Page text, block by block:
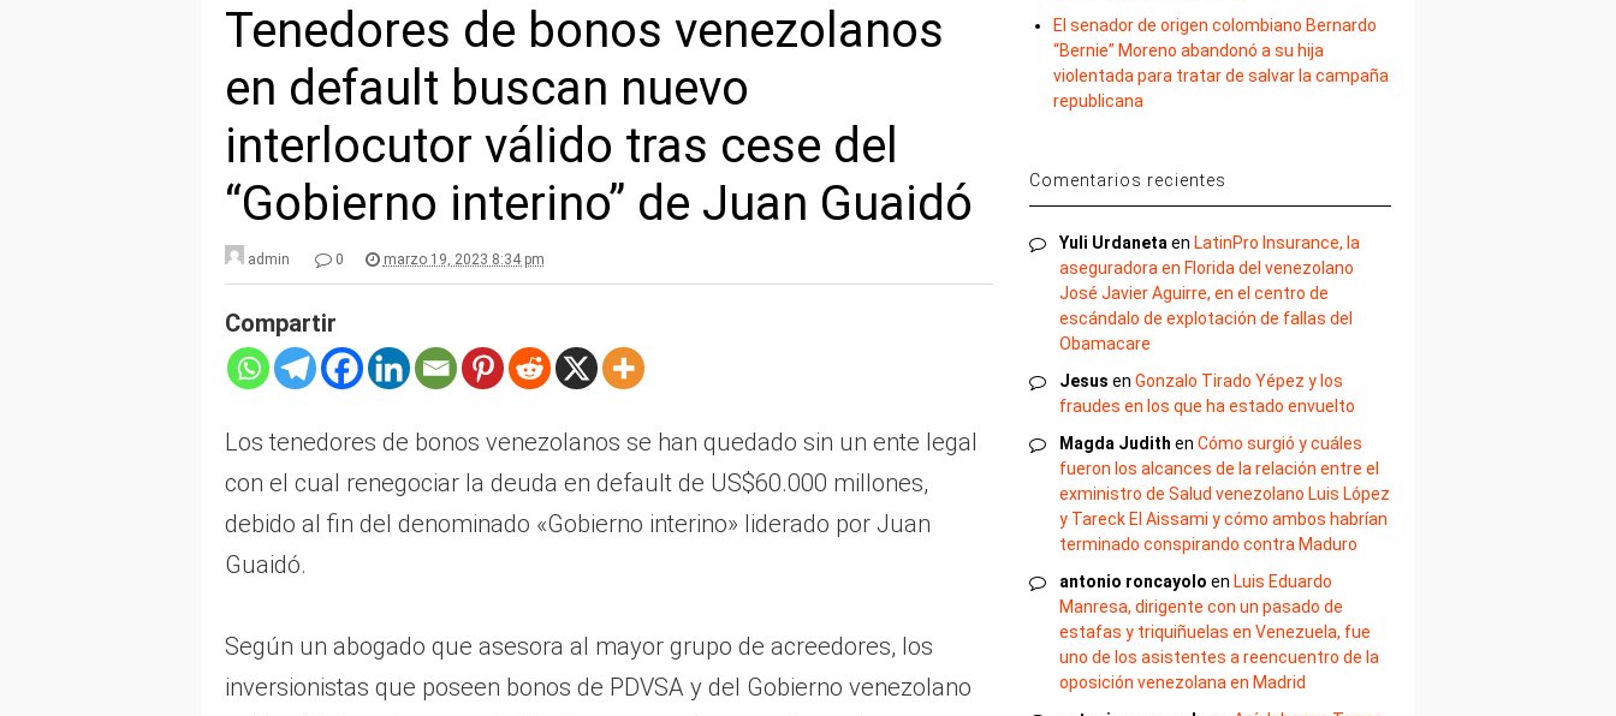
Tenedores de bonos venezolanos
en default buscan nuevo
interlocutor válido tras cese del
“Gobierno interino” de Juan Guaidó
admin 0 marzo 19, 2023 8:34 pm
Compartir
Los tenedores de bonos venezolanos se han quedado sin un ente legal
con el cual renegociar la deuda en default de US$60.000 millones,
debido al fin del denominado «Gobierno interino» liderado por Juan
Guaidó.
Según un abogado que asesora al mayor grupo de acreedores, los
inversionistas que poseen bonos de PDVSA y del Gobierno venezolano
El senador de origen colombiano Bernardo
“Bernie” Moreno abandonó a su hija
violentada para tratar de salvar la campaña
republicana
Comentarios recientes
Yuli Urdaneta en LatinPro Insurance, la
aseguradora en Florida del venezolano
José Javier Aguirre, en el centro de
escándalo de explotación de fallas del
Obamacare
Jesus enGonzalo Tirado Yépez y los
fraudes en los que ha estado envuelto
Magda Judith enCómo surgió y cuáles
fueron los alcances de la relación entre el
exministro de Salud venezolano Luis López
y Tareck El Aissami y cómo ambos habrían
terminado conspirando contra Maduro
antonio roncayolo en Luis Eduardo
Manresa, dirigente con un pasado de
estafas y triquiñuelas en Venezuela, fue
uno de los asistentes a reencuentro de la
oposición venezolana en Madrid